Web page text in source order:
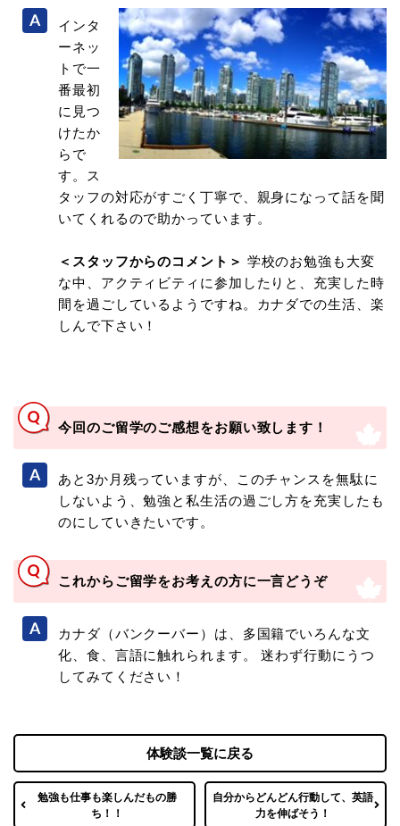
インタ
ーネッ
トで一
番最初
に見つ
けたか
らで
す。ス
タッフの対応がすごく丁寧で、親身になって話を聞
いてくれるので助かっています。
＜スタッフからのコメント＞ 学校のお勉強も大変
な中、アクティビティに参加したりと、充実した時
間を過ごしているようですね。カナダでの生活、楽
しんで下さい！
今回のご留学のご感想をお願い致します！
あと3か月残っていますが、このチャンスを無駄に
しないよう、勉強と私生活の過ごし方を充実したも
のにしていきたいです。
これからご留学をお考えの方に一言どうぞ
カナダ（バンクーバー）は、多国籍でいろんな文
化、食、言語に触れられます。 迷わず行動にうつ
してみてください！
勉強も仕事も楽しんだもの勝
ち！！
体験談一覧に戻る
自分からどんどん行動して、英語
力を伸ばそう！